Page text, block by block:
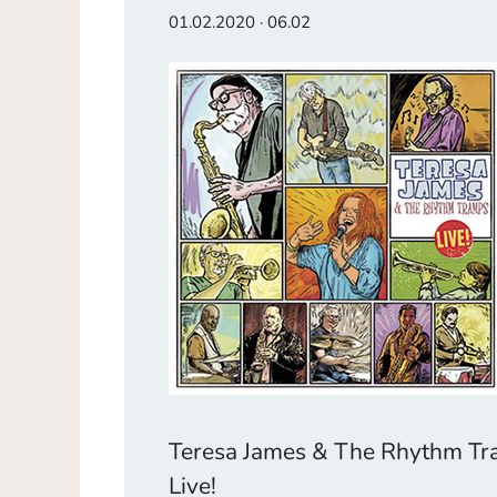
01.02.2020 · 06.02
Teresa James & The Rhythm
Live!